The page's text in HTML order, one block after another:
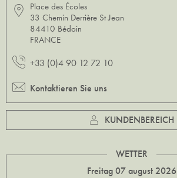
Place des Écoles
33 Chemin Derrière St Jean
84410 Bédoin
FRANCE
+33 (0)4 90 12 72 10
Kontaktieren Sie uns
KUNDENBEREICH
WETTER
Freitag 07 august 2026